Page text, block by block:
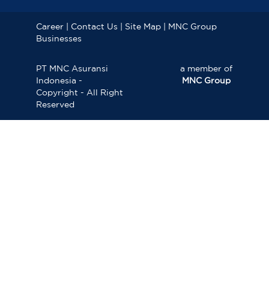
Career| Contact Us Site Map|
MNC Group
Businesses
PT MNC Asuransi
Indonesia -
Copyright - All Right
Reserved
a member of
MNC Group